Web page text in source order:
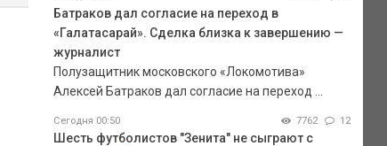
Батраков дал согласие на переход в
«Галатасарай». Сделка близка к завершению —
журналист
Полузащитник московского «Локомотива»
Алексей Батраков дал согласие на переход ...
Сегодня 00:50 7762 12
Шесть футболистов "Зенита" не сыграют с